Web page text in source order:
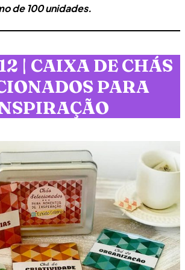
de 100 unidades.
| CAIXA DE CHÁS
PARA